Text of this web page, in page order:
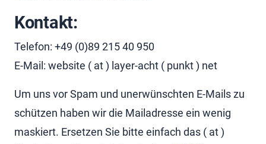
Kontakt:
Telefon: +49 (0)89 215 40 950
E-Mail: website ( at ) layer-acht ( punkt ) net
Um uns vor Spam und unerwünschten E-Mails zu
schützen haben wir die Mailadresse ein wenig
maskiert. Ersetzen Sie bitte einfach das ( at )